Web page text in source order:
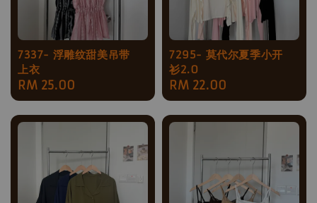
7337- 浮雕纹甜美吊带
上衣
Regular
price
RM 25.00
7295- 莫代尔夏季小开
衫2.0
Regular
price
RM 22.00